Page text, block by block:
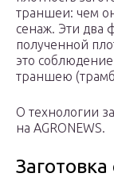
траншеи: чем
сенаж. Эти два
полученной
это
траншею
О технологии
на AGRONEWS.